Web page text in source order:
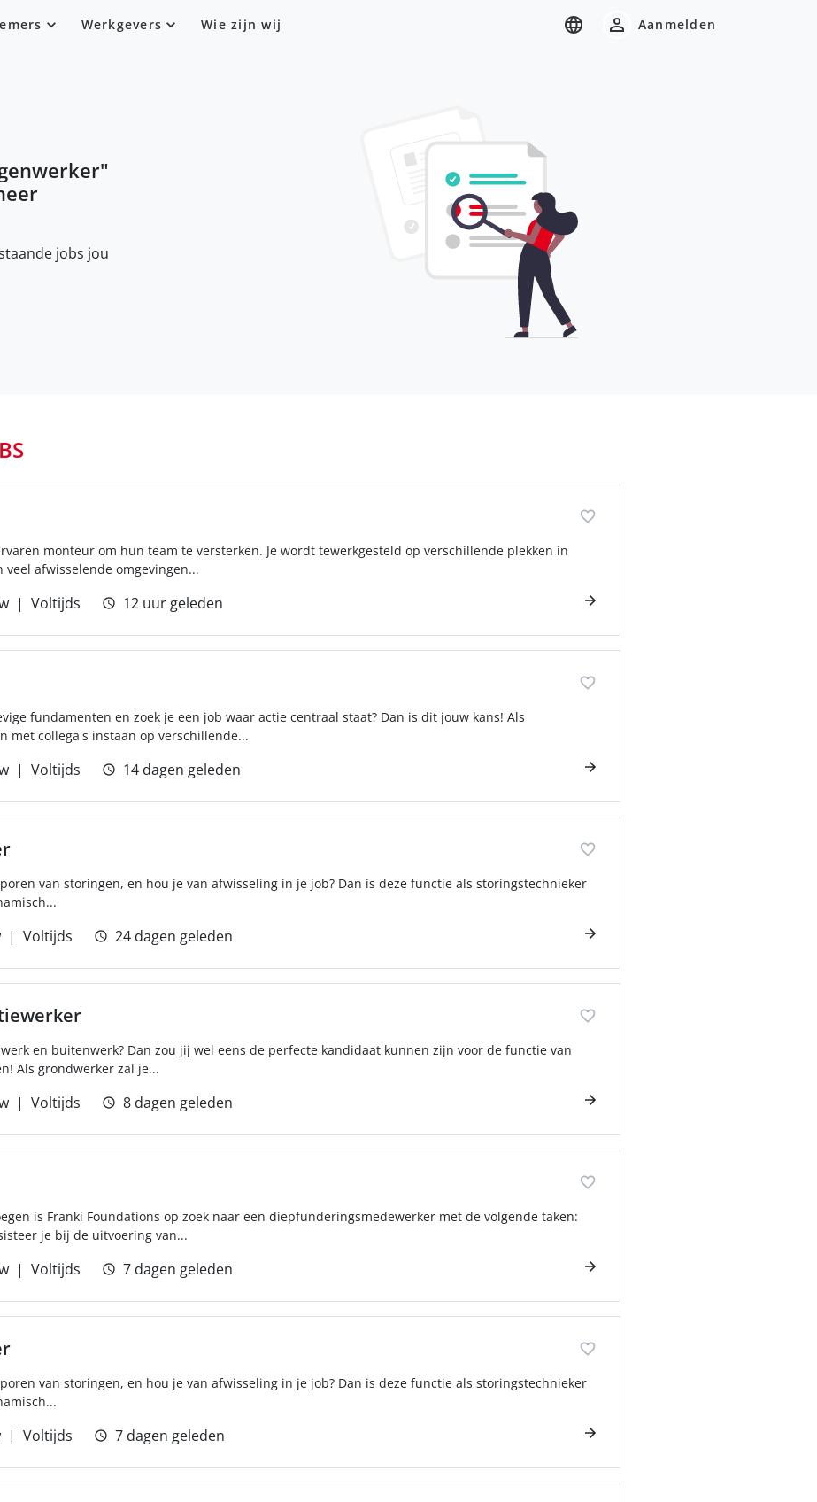
Werkgevers Wie zijn wij Aanmelden
"
jobs jou
monteur om hun team te versterken. Je wordt tewerkgesteld op verschillende plekken in
afwisselende omgevingen...
Voltijds 12 uur geleden
fundamenten en zoek je een job waar actie centraal staat? Dan is dit jouw kans! Als
met collega's instaan op verschillende...
Voltijds 14 dagen geleden
van storingen, en hou je van afwisseling in je job? Dan is deze functie als storingstechnieker
Voltijds 24 dagen geleden
en buitenwerk? Dan zou jij wel eens de perfecte kandidaat kunnen zijn voor de functie van
Als grondwerker zal je...
Voltijds 8 dagen geleden
is Franki Foundations op zoek naar een diepfunderingsmedewerker met de volgende taken:
je bij de uitvoering van...
Voltijds 7 dagen geleden
van storingen, en hou je van afwisseling in je job? Dan is deze functie als storingstechnieker
Voltijds 7 dagen geleden